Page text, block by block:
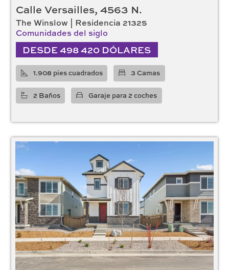
Dormitorios
2(1)
3(63)
4 (10)
Baños
2(67)
3(7)
1(4)
Plazas de garaje
2(74)
Metros cuadrados
Superficie mínima:1,305 - 2,900
Calle Versailles, 4563 N.
The Winslow | Residencia 21325
Comunidades del siglo
DESDE 498 420 DÓLARES
1.908 pies cuadrados 3 Camas
2 Baños Garaje para 2 coches